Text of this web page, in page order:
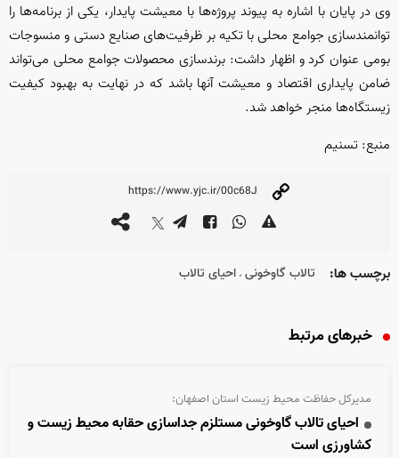
وی در پایان با اشاره به پیوند پروژه‌ها با معیشت پایدار، یکی از برنامه‌ها را
توانمندسازی جوامع محلی با تکیه بر ظرفیت‌های صنایع دستی و منسوجات
بومی عنوان کرد و اظهار داشت: برندسازی محصولات جوامع محلی می‌تواند
ضامن پایداری اقتصاد و معیشت آنها باشد که در نهایت به بهبود کیفیت
زیستگاه‌ها منجر خواهد شد.
منبع: تسنیم
برچسب ها: تالاب گاوخونی ، احیای تالاب
خبرهای مرتبط
مدیرکل حفاظت محیط زیست استان اصفهان:
احیای تالاب گاوخونی مستلزم جداسازی حقابه‌ محیط زیست و
کشاورزی است